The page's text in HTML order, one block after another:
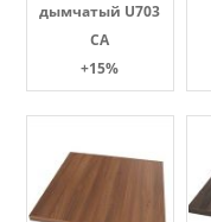
дымчатый U703
CA
+15%